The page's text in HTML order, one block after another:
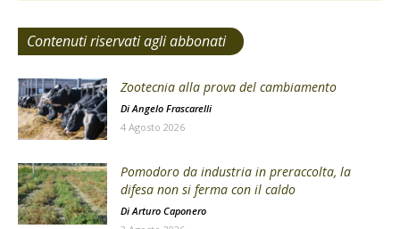
Contenuti riservati agli abbonati
Zootecnia alla prova del cambiamento
DiAngelo Frascarelli
4 Agosto 2026
Pomodoro da industria in preraccolta, la
difesa non si ferma con il caldo
Di Arturo Caponero